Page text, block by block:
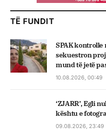
TË FUNDIT
SPAK kontrolle
sekuestron
mund të jetë
10.08.2026, 00:49
‘ZJARR’, Egli
kështu e
09.08.2026, 23:49